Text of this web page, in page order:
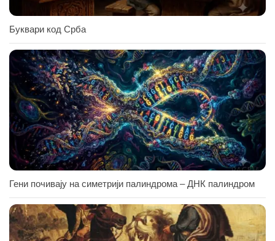
Буквари код Срба
Гени почивају на симетрији палиндрома – ДНК палиндром